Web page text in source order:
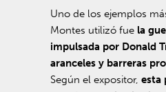
Uno de los ejemplos
Montes utilizó fue la
impulsada por Donald
aranceles y barreras
Según el expositor,esta